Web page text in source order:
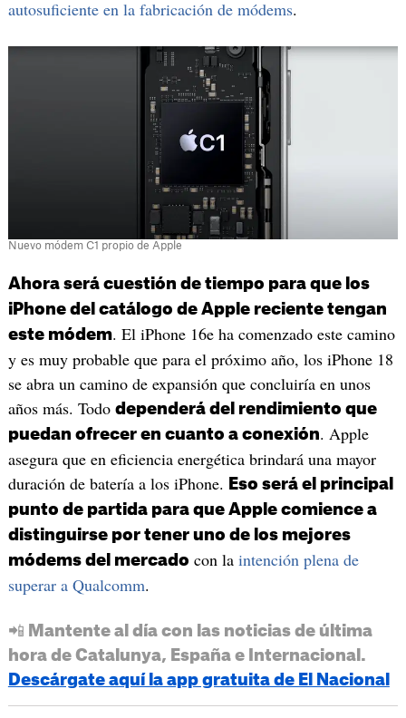
autosuficiente en la fabricación de módems.
Nuevo módem C1 propio de Apple
Ahora será cuestión de tiempo para que los
iPhone del catálogo de Apple reciente tengan
este módem. El iPhone 16e ha comenzado este camino
y es muy probable que para el próximo año, los iPhone 18
se abra un camino de expansión que concluiría en unos
años más. Todo dependerá del rendimiento que
puedan ofrecer en cuanto a conexión. Apple
asegura que en eficiencia energética brindará una mayor
duración de batería a los iPhone.
Eso será el principal
punto de partida para que Apple comience a
distinguirse por tener uno de los mejores
módems del mercado con la intención plena de
superar a Qualcomm.
📲 Mantente al día con las noticias de última
hora de Catalunya, España e Internacional.
Descárgate aquí la app gratuita de El Nacional